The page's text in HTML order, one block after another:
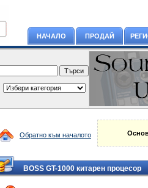
НАЧАЛО ПРОДАЙ
Обратно към началото
BOSS GT-1000 китарен процесор